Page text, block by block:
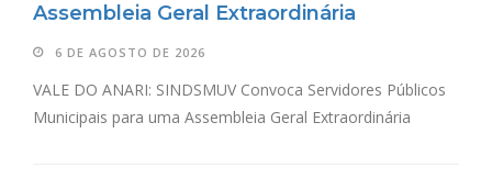
Assembleia Geral Extraordinária
6 DE AGOSTO DE 2026
VALE DO ANARI: SINDSMUV Convoca Servidores Públicos
Municipais para uma Assembleia Geral Extraordinária